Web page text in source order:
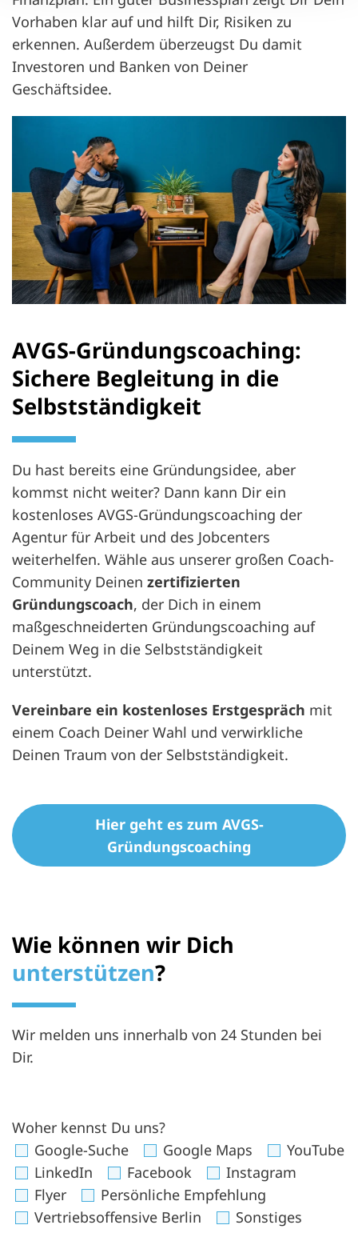
Vorhaben klar auf und hilft Dir, Risiken zu
erkennen. Außerdem überzeugst Du damit
Investoren und Banken von Deiner
Geschäftsidee.
AVGS-Gründungscoaching:
Sichere Begleitung in die
Selbstständigkeit
Du hast bereits eine Gründungsidee, aber
kommst nicht weiter? Dann kann Dir ein
kostenloses AVGS-Gründungscoaching der
Agentur für Arbeit und des Jobcenters
weiterhelfen. Wähle aus unserer großen Coach-
Community Deinen zertifizierten
Gründungscoach, der Dich in einem
maßgeschneiderten Gründungscoaching auf
Deinem Weg in die Selbstständigkeit
unterstützt.
Vereinbare ein kostenloses Erstgespräch mit
einem Coach Deiner Wahl und verwirkliche
Deinen Traum von der Selbstständigkeit.
Hier geht es zum AVGS-
Gründungscoaching
Wie können wir Dich
unterstützen?
Wir melden uns innerhalb von 24 Stunden bei
Dir.
Woher kennst Du uns?
Google-Suche
Google Maps
YouTube
LinkedIn
Facebook
Instagram
Flyer
Persönliche Empfehlung
Vertriebsoffensive Berlin
Sonstiges